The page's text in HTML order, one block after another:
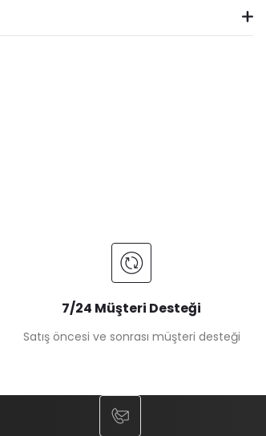
7/24 Müşteri Desteği
Satış öncesi ve sonrası müşteri desteği